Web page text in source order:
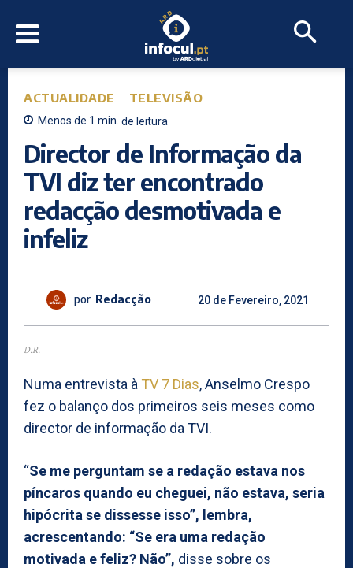
ACTUALIDADE TELEVISÃO
Menos de 1 min. de leitura
Director de Informação da
TVI diz ter encontrado
redacção desmotivada e
infeliz
por Redacção 20 de Fevereiro, 2021
D.R.
Numa entrevista à TV 7 Dias, Anselmo Crespo
fez o balanço dos primeiros seis meses como
director de informação da TVI.
“Se me perguntam se a redação estava nos
píncaros quando eu cheguei, não estava, seria
hipócrita se dissesse isso”, lembra,
acrescentando: “Se era uma redação
motivada e feliz? Não”, disse sobre os